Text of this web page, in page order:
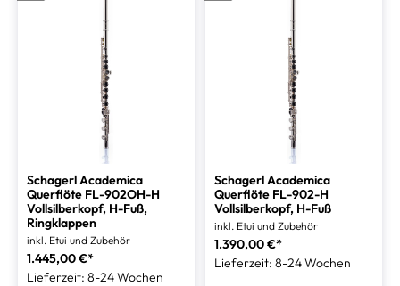
Schagerl Academica
Querflöte FL-902OH-H
Vollsilberkopf, H-Fuß,
Ringklappen
inkl. Etui und Zubehör
1.445,00 €*
Lieferzeit: 8-24 Wochen
Schagerl Academica
Querflöte FL-902-H
Vollsilberkopf, H-Fuß
inkl. Etui und Zubehör
1.390,00 €*
Lieferzeit: 8-24 Wochen